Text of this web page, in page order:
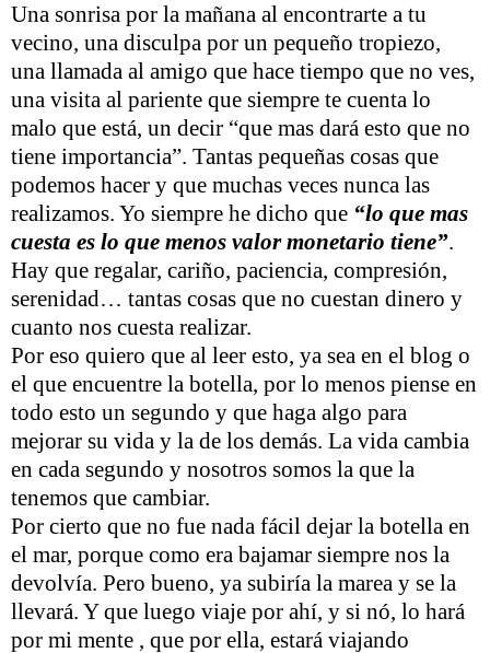
Una sonrisa por la mañana al encontrarte a tu
vecino, una disculpa por un pequeño tropiezo,
una llamada al amigo que hace tiempo que no ves,
una visita al pariente que siempre te cuenta lo
malo que está, un decir “que mas dará esto que no
tiene importancia”. Tantas pequeñas cosas que
podemos hacer y que muchas veces nunca las
realizamos. Yo siempre he dicho que “lo que mas
cuesta es lo que menos valor monetario tiene”.
Hay que regalar, cariño, paciencia, compresión,
serenidad… tantas cosas que no cuestan dinero y
cuanto nos cuesta realizar.
Por eso quiero que al leer esto, ya sea en el blog o
el que encuentre la botella, por lo menos piense en
todo esto un segundo y que haga algo para
mejorar su vida y la de los demás. La vida cambia
en cada segundo y nosotros somos la que la
tenemos que cambiar.
Por cierto que no fue nada fácil dejar la botella en
el mar, porque como era bajamar siempre nos la
devolvía. Pero bueno, ya subiría la marea y se la
llevará. Y que luego viaje por ahí, y si nó, lo hará
por mi mente , que por ella, estará viajando